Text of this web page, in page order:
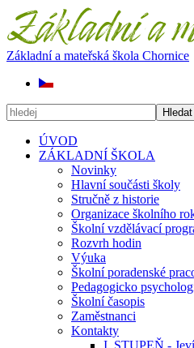
Základní a mateřská škola Chornice
Hledat
ÚVOD
ZÁKLADNÍ ŠKOLA
Novinky
Hlavní součásti školy
Stručně z historie
Organizace školního
Školní vzdělávací
Rozvrh hodin
Výuka
Školní poradenské
Pedagogicko
Školní časopis
Zaměstnanci
Kontakty
I. STUPEŇ -